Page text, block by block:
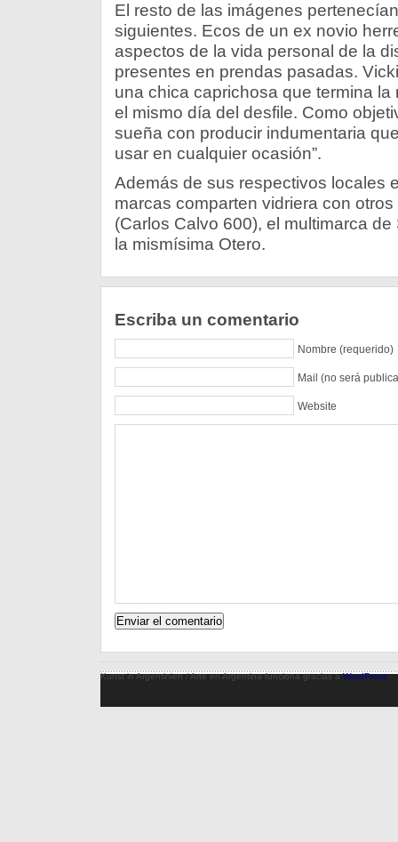
El resto de las imágenes
siguientes. Ecos de un ex novio
aspectos de la vida personal de la
presentes en prendas pasadas.
una chica caprichosa que termina
el mismo día del desfile. Como
sueña con producir indumentaria
usar en cualquier ocasión”.
Además de sus respectivos locales
marcas comparten vidriera con
(Carlos Calvo 600), el multimarca
la mismísima Otero.
Escriba un comentario
Nombre (requerido)
Mail (no será
Website
Kunst in Argentinien / Arte en Argentina funciona gracias aWordPress